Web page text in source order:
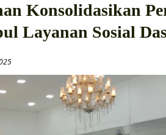
Konsolidasikan
Layanan Sosial